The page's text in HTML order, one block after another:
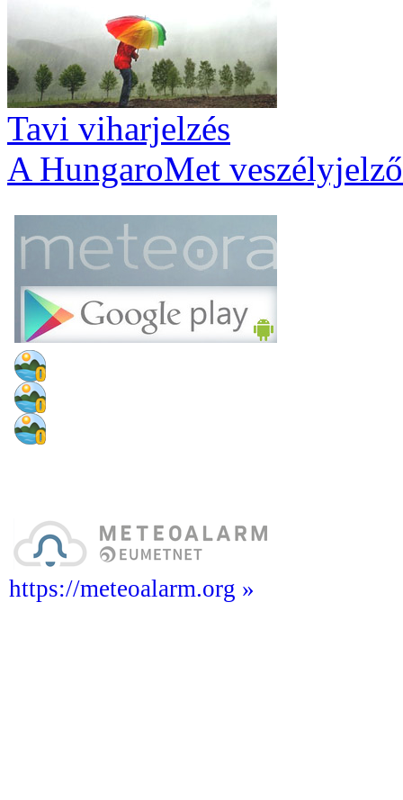
Tavi viharjelzés
A HungaroMet
https://meteoalarm.org »